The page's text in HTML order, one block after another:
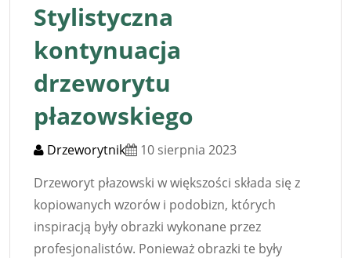
Stylistyczna
kontynuacja
drzeworytu
płazowskiego
Drzeworytnik
10 sierpnia 2023
Drzeworyt płazowski w większości składa się z
kopiowanych wzorów i podobizn, których
inspiracją były obrazki wykonane przez
profesjonalistów. Ponieważ obrazki te były